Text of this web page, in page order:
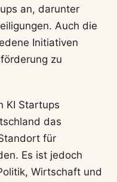
an, darunter
Auch die
Initiativen
zu
KI Startups
das
für
Es ist jedoch
Wirtschaft und